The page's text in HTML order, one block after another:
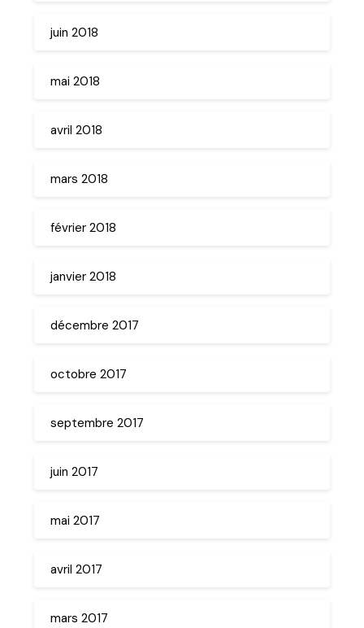
juin 2018
mai 2018
avril 2018
mars 2018
février 2018
janvier 2018
décembre 2017
octobre 2017
septembre 2017
juin 2017
mai 2017
avril 2017
mars 2017